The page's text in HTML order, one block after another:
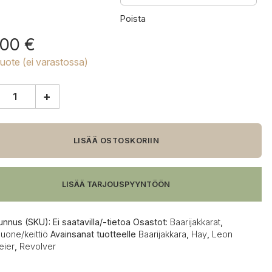
Poista
€
(ei varastossa)
+
LISÄÄ OSTOSKORIIN
LISÄÄ TARJOUSPYYNTÖÖN
(SKU): Ei saatavilla/-tietoa Osastot: Baarijakkarat,
keittiö Avainsanat tuotteelle Baarijakkara Hay, Leon
, Revolver